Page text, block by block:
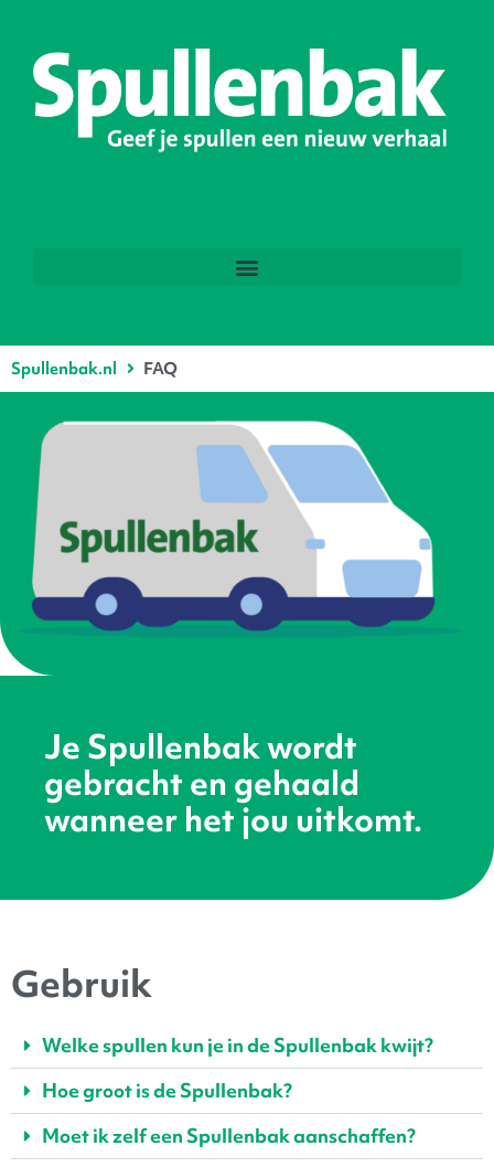
Spullenbak.nl FAQ
Je Spullenbak wordt
gebracht en gehaald
wanneer het jou uitkomt.
Gebruik
Welke spullen kun je in de Spullenbak kwijt?
Hoe groot is de Spullenbak?
Moet ik zelf een Spullenbak aanschaffen?